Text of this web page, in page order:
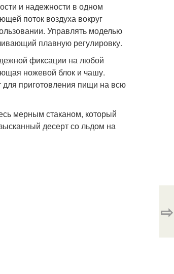
и надежности в одном
поток воздуха вокруг
Управлять моделью
плавную регулировку.
фиксации на любой
ножевой блок и чашу.
для приготовления пищи на всю
мерным стаканом, который
десерт со льдом на
⇨